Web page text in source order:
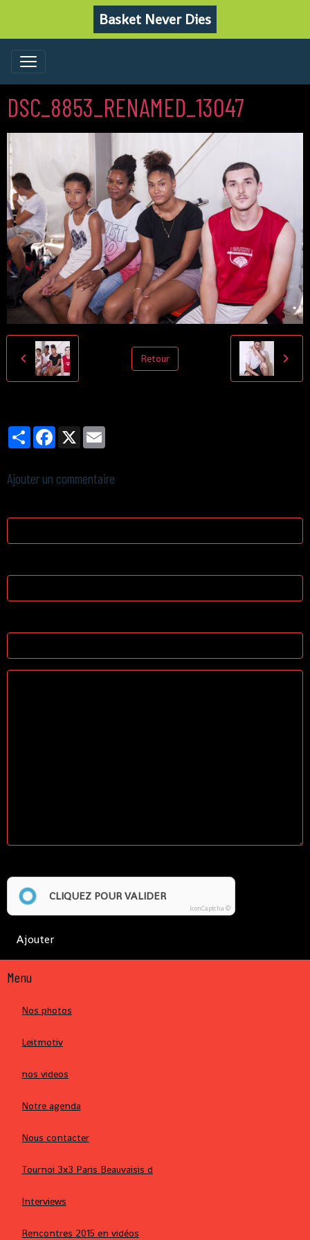
Basket Never Dies
DSC_8853_RENAMED_13047
Retour
PartagerFacebook
X
Ajouter un commentaire
CLIQUEZ POUR VALIDER
IconCaptcha ©
Ajouter
Menu
Nos photos
Leitmotiv
nos videos
Notre agenda
Nous contacter
Tournoi 3x3 Paris Beauvaisis d
Interviews
Rencontres 2015 en vidéos